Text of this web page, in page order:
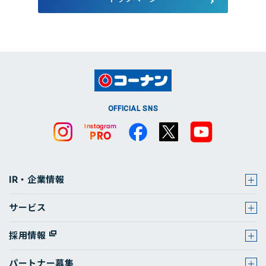
OFFICIAL SNS
IR・企業情報
サービス
採用情報
パートナー募集